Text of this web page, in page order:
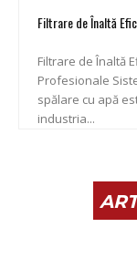
Filtrare de Înaltă
Filtrare de Înaltă
Profesionale Sistemul nostru avansat de filtrare prin
spălare cu apă
industria...